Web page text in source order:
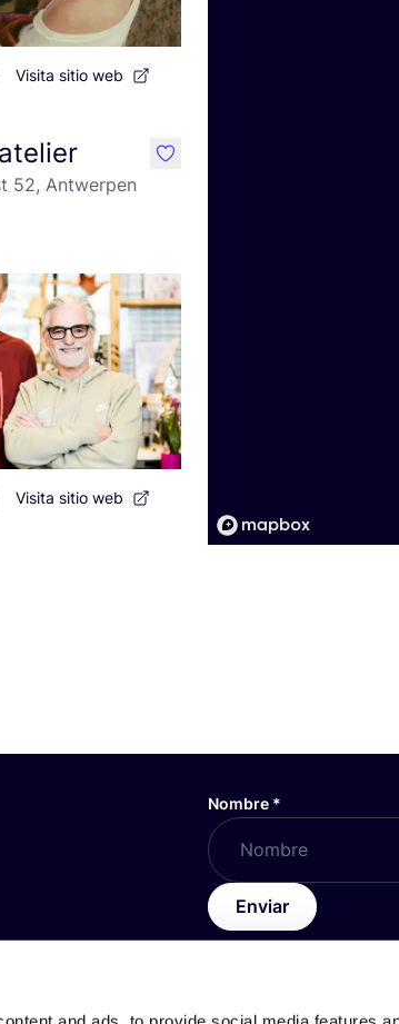
Visita sitio web
52, Antwerpen
Visita sitio web
like
Nombre *
Enviar